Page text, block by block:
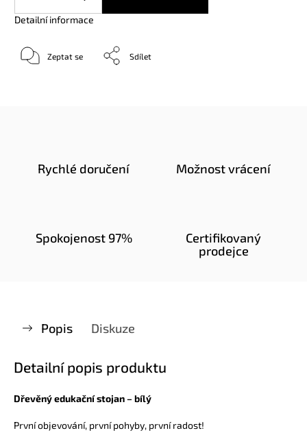
Detailní informace
Zeptat se Sdílet
Rychlé doručení Možnost vrácení
Spokojenost 97%
Certifikovaný
prodejce
Popis Diskuze
Detailní popis produktu
Dřevěný edukační stojan – bílý
První objevování, první pohyby, první radost!